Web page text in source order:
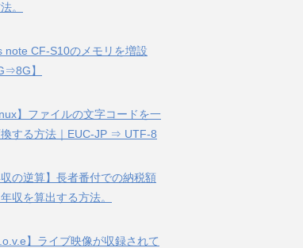
。
note CF-S10のメモリを増設
】
】ファイルの文字コードを一
する方法｜EUC-JP ⇒ UTF-8
収の逆算】長者番付での納税額
収を算出する方法。
】ライブ映像が収録されて